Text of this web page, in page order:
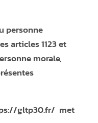
personne
articles 1123 et
morale,
gltp30.fr/ met